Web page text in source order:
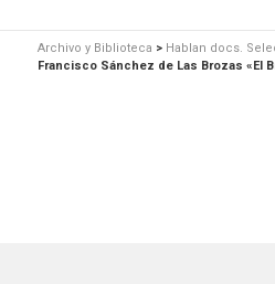
Archivo y Biblioteca > Hablan docs.
Francisco Sánchez de Las Brozas «El